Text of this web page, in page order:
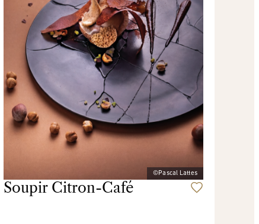
©Pascal Lattes
Soupir Citron-Café